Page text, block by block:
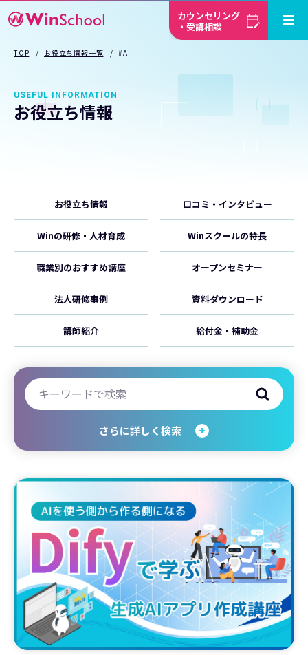
カウンセリング
・受講相談
TOP お役立ち情報一覧 #AI
USEFUL INFORMATION
お役立ち情報
お役立ち情報 口コミ・インタビュー
Winの研修・人材育成 Winスクールの特長
職業別のおすすめ講座 オープンセミナー
法人研修事例 資料ダウンロード
講師紹介 給付金・補助金
さらに詳しく検索